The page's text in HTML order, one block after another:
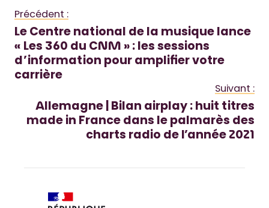
Précédent :
Le Centre national de la musique lance
« Les 360 du CNM » : les sessions
d’information pour amplifier votre
carrière
Suivant :
Allemagne | Bilan airplay : huit titres
made in France dans le palmarès des
charts radio de l’année 2021